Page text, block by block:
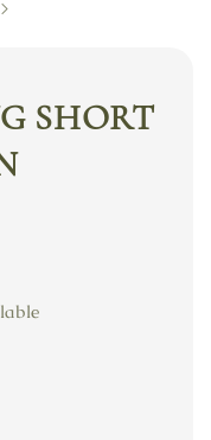
SHORT